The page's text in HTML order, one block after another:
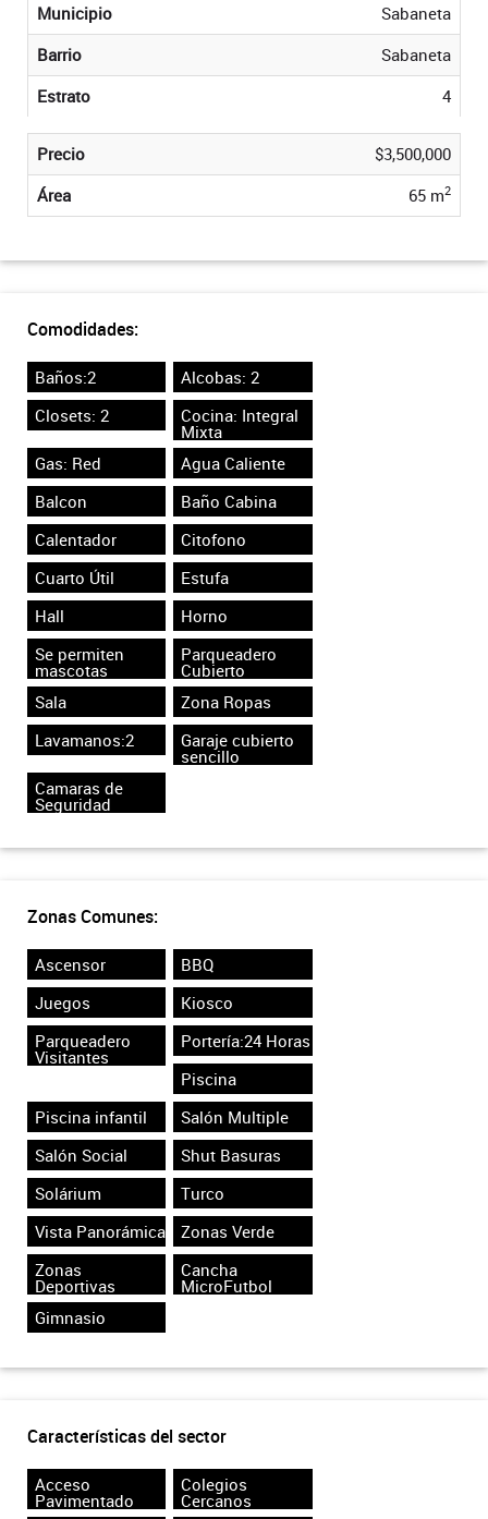
Municipio
Sabaneta
Barrio
Sabaneta
Estrato
4
Precio
$3,500,000
Área
65 m2
Comodidades:
Baños:2
Alcobas: 2
Closets: 2
Cocina: Integral
Mixta
Gas: Red
Agua Caliente
Balcon
Baño Cabina
Calentador
Citofono
Cuarto Útil
Estufa
Hall
Horno
Se permiten
mascotas
Parqueadero
Cubierto
Sala
Zona Ropas
Lavamanos:2
Garaje cubierto
sencillo
Camaras de
Seguridad
Zonas Comunes:
Ascensor
BBQ
Juegos
Kiosco
Parqueadero
Visitantes
Portería:24 Horas
Piscina
Piscina infantil
Salón Multiple
Salón Social
Shut Basuras
Solárium
Turco
Vista Panorámica
Zonas Verde
Zonas
Deportivas
Cancha
MicroFutbol
Gimnasio
Características del sector
Acceso
Pavimentado
Colegios
Cercanos